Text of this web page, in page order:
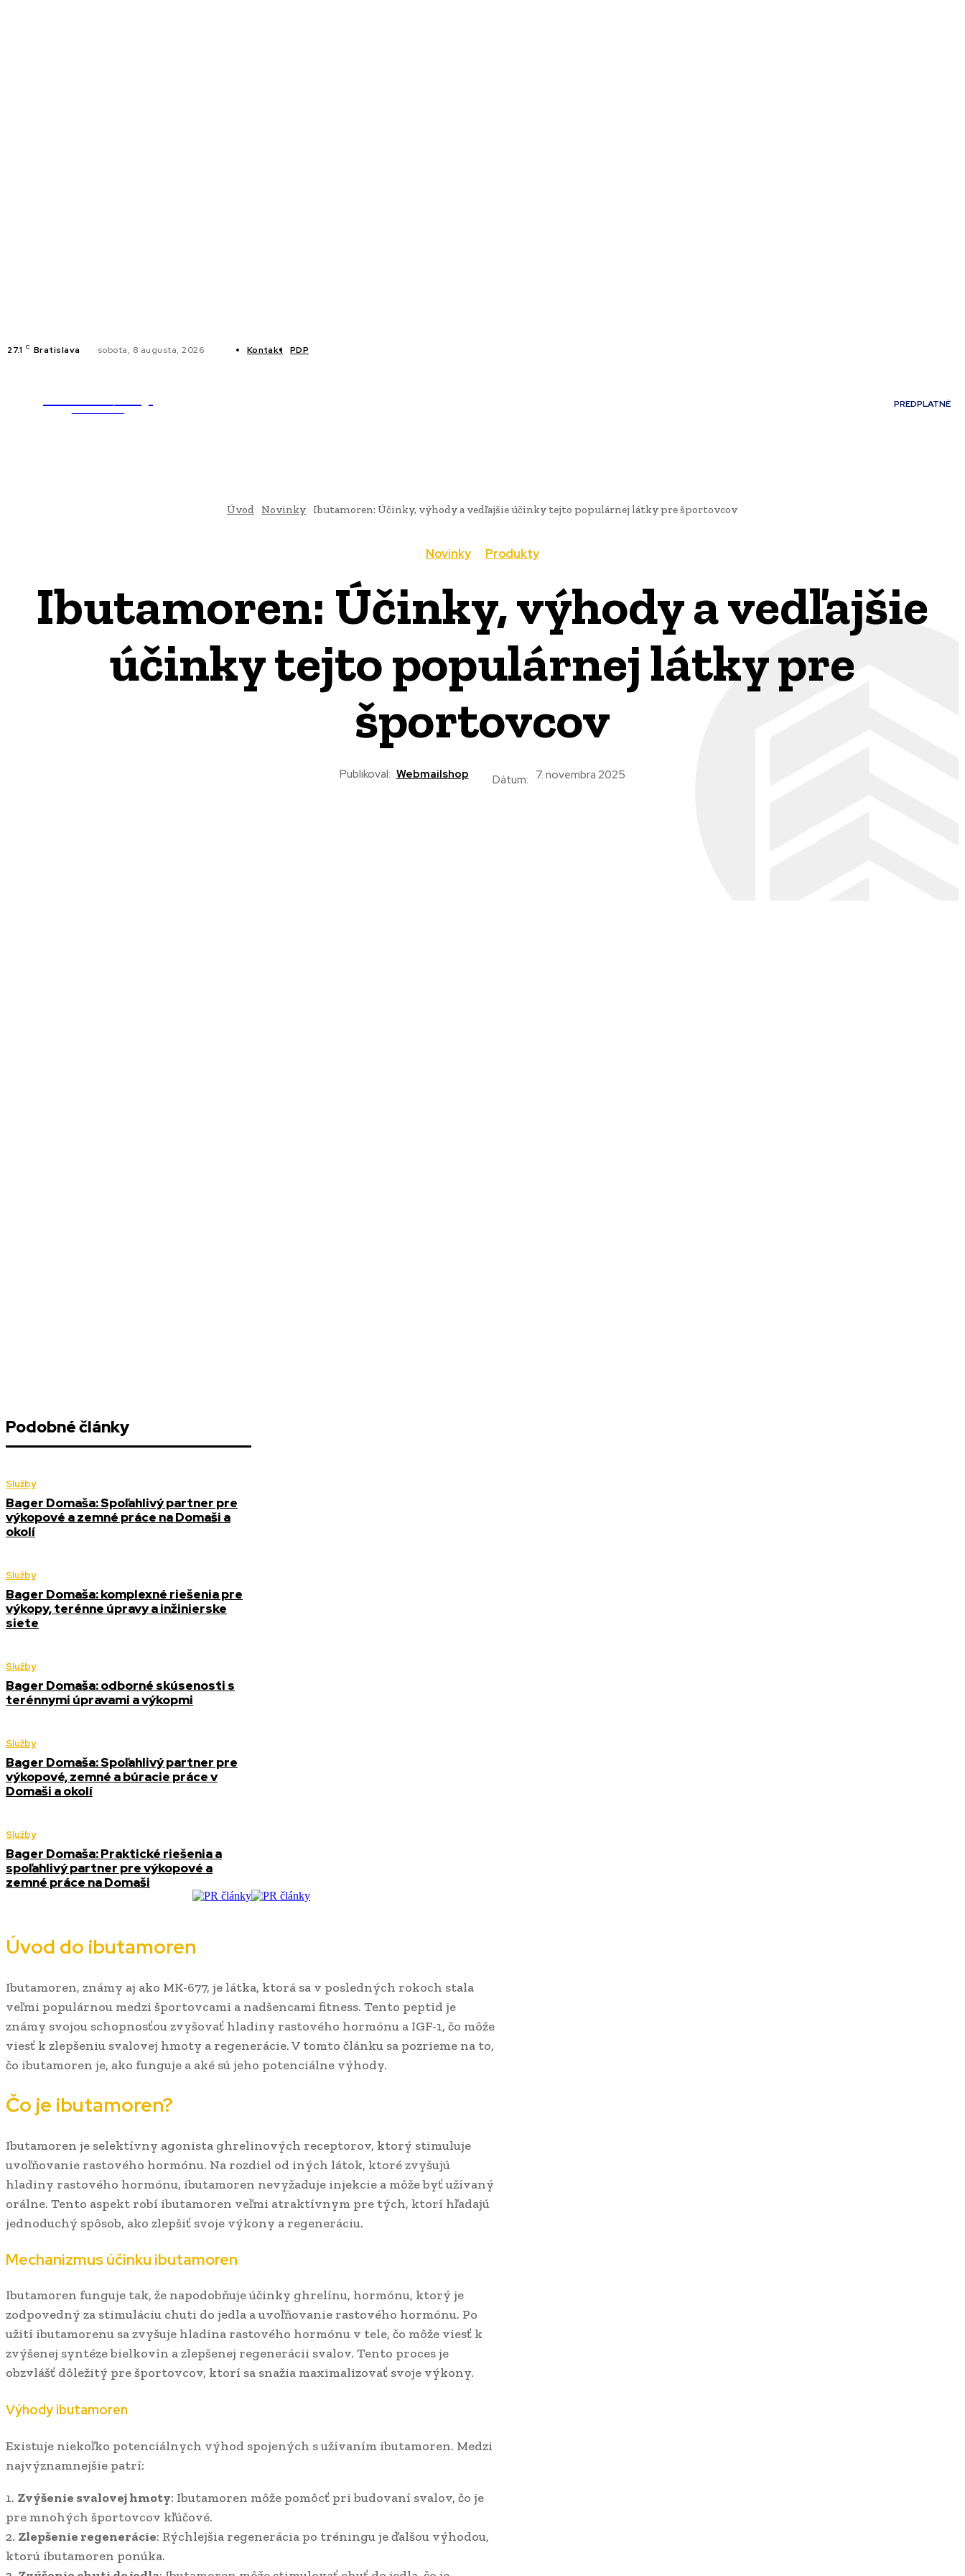
27.1 C Bratislava sobota, 8 augusta, 2026 Kontakt PDP
PREDPLATNÉ
Úvod Novinky Ibutamoren: Účinky, výhody a vedľajšie účinky tejto populárnej látky pre športovcov
Novinky Produkty
Ibutamoren: Účinky, výhody a vedľajšie
účinky tejto populárnej látky pre
športovcov
Publikoval: Webmailshop Dátum: 7. novembra 2025
Podobné články
Služby
Bager Domaša: Spoľahlivý partner pre
výkopové a zemné práce na Domaši a
okolí
Služby
Bager Domaša: komplexné riešenia pre
výkopy, terénne úpravy a inžinierske
siete
Služby
Bager Domaša: odborné skúsenosti s
terénnymi úpravami a výkopmi
Služby
Bager Domaša: Spoľahlivý partner pre
výkopové, zemné a búracie práce v
Domaši a okolí
Služby
Bager Domaša: Praktické riešenia a
spoľahlivý partner pre výkopové a
zemné práce na Domaši
Úvod do ibutamoren
Ibutamoren, známy aj ako MK-677, je látka, ktorá sa v posledných rokoch stala
veľmi populárnou medzi športovcami a nadšencami fitness. Tento peptid je
známy svojou schopnosťou zvyšovať hladiny rastového hormónu a IGF-1, čo môže
viesť k zlepšeniu svalovej hmoty a regenerácie. V tomto článku sa pozrieme na to,
čo ibutamoren je, ako funguje a aké sú jeho potenciálne výhody.
Čo je ibutamoren?
Ibutamoren je selektívny agonista ghrelinových receptorov, ktorý stimuluje
uvoľňovanie rastového hormónu. Na rozdiel od iných látok, ktoré zvyšujú
hladiny rastového hormónu, ibutamoren nevyžaduje injekcie a môže byť užívaný
orálne. Tento aspekt robí ibutamoren veľmi atraktívnym pre tých, ktorí hľadajú
jednoduchý spôsob, ako zlepšiť svoje výkony a regeneráciu.
Mechanizmus účinku ibutamoren
Ibutamoren funguje tak, že napodobňuje účinky ghrelínu, hormónu, ktorý je
zodpovedný za stimuláciu chuti do jedla a uvoľňovanie rastového hormónu. Po
užití ibutamorenu sa zvyšuje hladina rastového hormónu v tele, čo môže viesť k
zvýšenej syntéze bielkovín a zlepšenej regenerácii svalov. Tento proces je
obzvlášť dôležitý pre športovcov, ktorí sa snažia maximalizovať svoje výkony.
Výhody ibutamoren
Existuje niekoľko potenciálnych výhod spojených s užívaním ibutamoren. Medzi
najvýznamnejšie patrí:
1. Zvýšenie svalovej hmoty: Ibutamoren môže pomôcť pri budovaní svalov, čo je
pre mnohých športovcov kľúčové.
2. Zlepšenie regenerácie: Rýchlejšia regenerácia po tréningu je ďalšou výhodou,
ktorú ibutamoren ponúka.